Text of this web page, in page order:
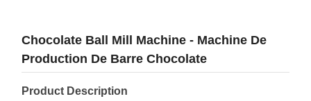
Chocolate Ball Mill Machine - Machine De
Production De Barre Chocolate
Product Description